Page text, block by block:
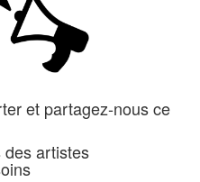
et partagez-nous ce
des artistes